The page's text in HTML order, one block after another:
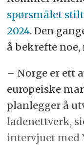
spørsmålet
2024. Den
å bekrefte noe,
– Norge er ett
europeiske
planlegger å
ladenettverk,
intervjuet med